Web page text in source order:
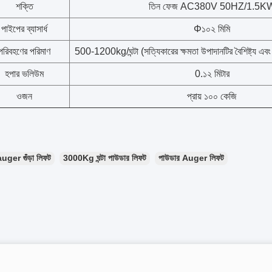
শক্তি তিন ফেজ AC380V 50HZ/
পাইপের ব্যাসার্ধ Φ১০২ মিমি
পরিমাণ 500-1200kg/ঘন্টা (সত্যিকারের ক্ষমতা উপাদানটির বৈশিষ্ট্য
হপার ভলিউম 0.১২ মিটার
ওজন প্রায় ১০০ কেজি
গুঁড়া লিফট 3000Kg ঘন্টা পাউডার লিফট পাউডার Auger লিফট